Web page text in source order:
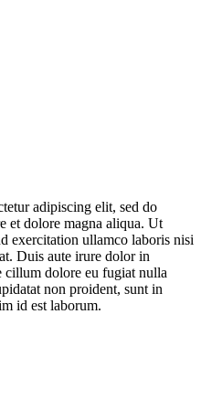
adipiscing elit, sed do
et dolore magna aliqua. Ut
exercitation ullamco laboris nisi
Duis aute irure dolor in
cillum dolore eu fugiat nulla
non proident, sunt in
id est laborum.